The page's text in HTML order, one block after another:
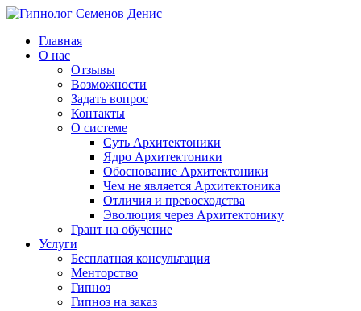
Главная
О нас
Отзывы
Возможности
Задать вопрос
Контакты
О системе
Суть Архитектоники
Ядро Архитектоники
Обоснование Архитектоники
Чем не является Архитектоника
Отличия и превосходства
Эволюция через Архитектонику
Грант на обучение
Услуги
Бесплатная консультация
Менторство
Гипноз
Гипноз на заказ